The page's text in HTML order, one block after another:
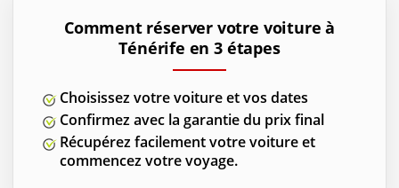
Comment réserver votre voiture à
Ténérife en 3 étapes
Choisissez votre voiture et vos dates
Confirmez avec la garantie du prix final
Récupérez facilement votre voiture et
commencez votre voyage.